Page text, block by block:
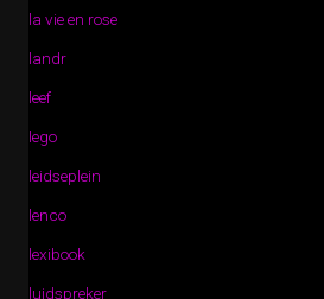
la vie en rose
landr
leef
lego
leidseplein
lenco
lexibook
luidspreker